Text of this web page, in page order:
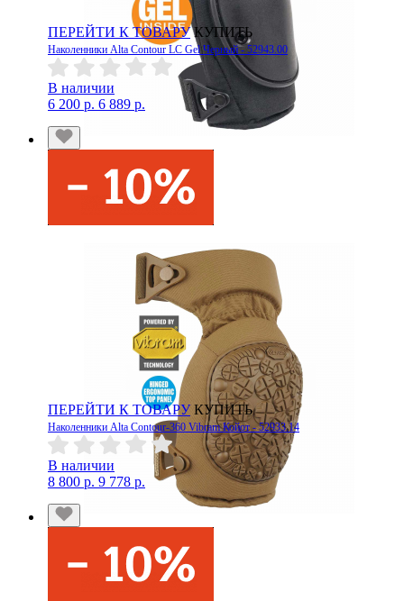
ПЕРЕЙТИ К ТОВАРУ КУПИТЬ
Наколенники Alta Contour LC Gel Черный - 52943.00
В наличии
6 200 р. 6 889 р.
ПЕРЕЙТИ К ТОВАРУ КУПИТЬ
Наколенники Alta Contour-360 Vibram Койот - 52933.14
В наличии
8 800 р. 9 778 р.